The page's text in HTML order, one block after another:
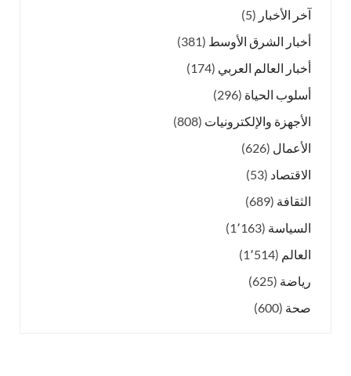
آخر الأخبار (5)
أخبار الشرق الأوسط (381)
أخبار العالم العربي (174)
أسلوب الحياة (296)
الأجهزة والإلكترونيات (808)
الأعمال (626)
الاقتصاد (53)
الثقافة (689)
السياسة (1٬163)
العالم (1٬514)
رياضة (625)
صحة (600)